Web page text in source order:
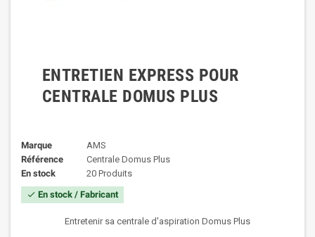
ENTRETIEN EXPRESS POUR
CENTRALE DOMUS PLUS
Marque
AMS
Référence
Centrale Domus Plus
En stock
20 Produits
check En stock / Fabricant
Entretenir sa centrale d'aspiration Domus Plus